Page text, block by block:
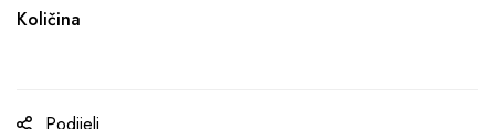
Količina